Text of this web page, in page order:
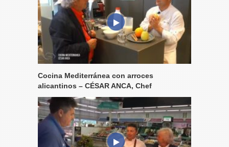
Cocina Mediterránea con arroces
alicantinos – CÉSAR ANCA, Chef